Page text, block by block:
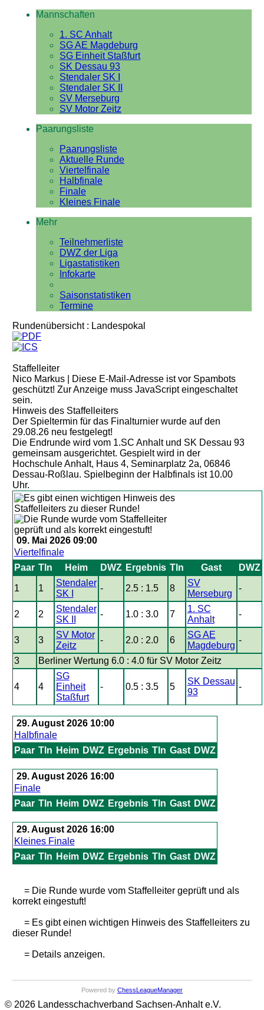
Mannschaften
1. SC Anhalt
SG AE Magdeburg
SG Einheit Staßfurt
SK Dessau 93
Stendaler SK I
Stendaler SK II
SV Merseburg
SV Motor Zeitz
Paarungsliste
Paarungsliste
Aktuelle Runde
Viertelfinale
Halbfinale
Finale
Kleines Finale
Mehr
Teilnehmerliste
DWZ der Liga
Ligastatistiken
Infokarte
Saisonstatistiken
Termine
Rundenübersicht : Landespokal
Staffelleiter
Nico Markus |
Diese E-Mail-Adresse ist vor Spambots
geschützt! Zur Anzeige muss JavaScript eingeschaltet
sein.
Hinweis des Staffelleiters
Der Spieltermin für das Finalturnier wurde auf den
29.08.26 neu festgelegt!
Die Endrunde wird vom 1.SC Anhalt und SK Dessau 93
gemeinsam ausgerichtet. Gespielt wird in der
Hochschule Anhalt, Haus 4, Seminarplatz 2a, 06846
Dessau-Roßlau. Spielbeginn der Halbfinals ist 10.00
Uhr.
09. Mai 2026 09:00
Viertelfinale
Paar Tln Heim DWZ Ergebnis Tln Gast DWZ
1 1
Stendaler
SK I
- 2.5 : 1.5 8
SV
Merseburg
-
2 2
Stendaler
SK II
- 1.0 : 3.0 7
1. SC
Anhalt
-
3 3
SV Motor
Zeitz
- 2.0 : 2.0 6
SG AE
Magdeburg
-
3 Berliner Wertung 6.0 : 4.0 für SV Motor Zeitz
4 4
SG
Einheit
Staßfurt
- 0.5 : 3.5 5
SK Dessau
93
-
29. August 2026 10:00
Halbfinale
Paar Tln Heim DWZ Ergebnis Tln Gast DWZ
29. August 2026 16:00
Finale
Paar Tln Heim DWZ Ergebnis Tln Gast DWZ
29. August 2026 16:00
Kleines Finale
Paar Tln Heim DWZ Ergebnis Tln Gast DWZ
= Die Runde wurde vom Staffelleiter geprüft und als
korrekt eingestuft!
= Es gibt einen wichtigen Hinweis des Staffelleiters zu
dieser Runde!
= Details anzeigen.
Powered by ChessLeagueManager
© 2026 Landesschachverband Sachsen-Anhalt e.V.